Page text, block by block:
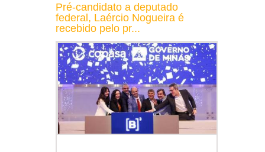
Pré-candidato a deputado
federal, Laércio Nogueira é
recebido pelo pr...